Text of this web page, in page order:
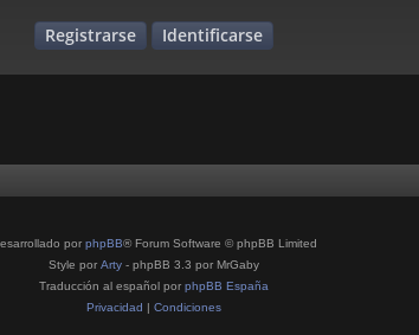
Registrarse Identificarse
por phpBB® Forum Software © phpBB Limited
Style por Arty - phpBB 3.3 por MrGaby
Traducción al español por phpBB España
Privacidad | Condiciones